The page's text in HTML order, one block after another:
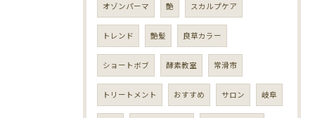
オゾンパーマ 艶 スカルプケア
トレンド 艶髪 良草カラー
ショートボブ 酵素教室 常滑市
トリートメント おすすめ サロン 岐阜